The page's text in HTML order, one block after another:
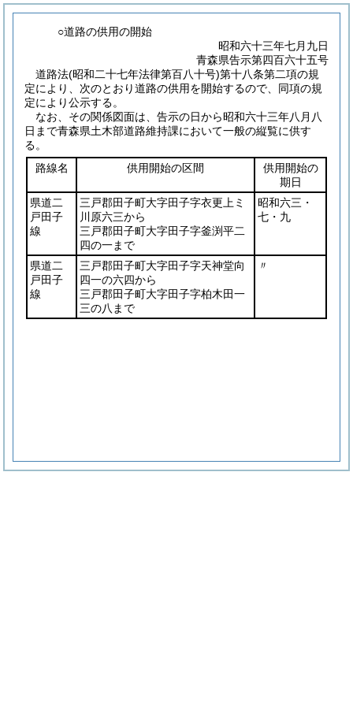
○道路の供用の開始
昭和六十三年七月九日
青森県告示第四百六十五号
道路法(昭和二十七年法律第百八十号)第十八条第二項の規
定により、次のとおり道路の供用を開始するので、同項の規
定により公示する。
なお、その関係図面は、告示の日から昭和六十三年八月八
日まで青森県土木部道路維持課において一般の縦覧に供す
る。
路線名
供用開始の区間
供用開始の
期日
県道二
戸田子
線
三戸郡田子町大字田子字衣更上ミ
川原六三から
三戸郡田子町大字田子字釜渕平二
四の一まで
昭和六三・
七・九
県道二
戸田子
線
三戸郡田子町大字田子字天神堂向
四一の六四から
三戸郡田子町大字田子字柏木田一
三の八まで
〃